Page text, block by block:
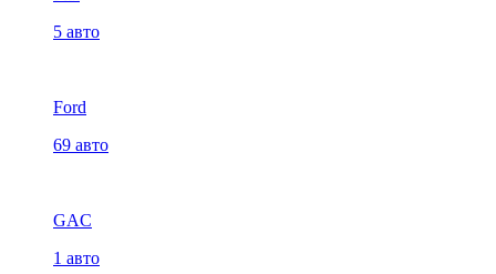
5 авто
Ford
69 авто
GAC
1 авто